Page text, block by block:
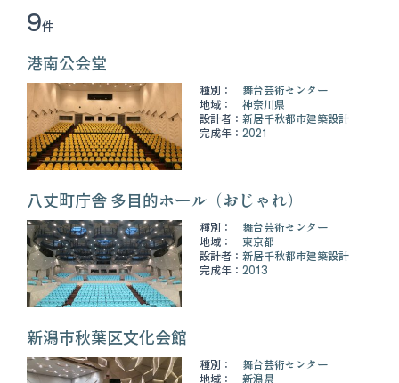
9件
港南公会堂
種別：
舞台芸術センター
地域：
神奈川県
設計者： 新居千秋都市建築設計
完成年： 2021
八丈町庁舎 多目的ホール（おじゃれ）
種別：
舞台芸術センター
地域：
東京都
設計者： 新居千秋都市建築設計
完成年： 2013
新潟市秋葉区文化会館
種別：
舞台芸術センター
地域：
新潟県